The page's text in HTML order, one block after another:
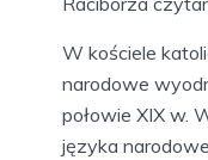
W kościele
narodowe
połowie XIX w.
języka